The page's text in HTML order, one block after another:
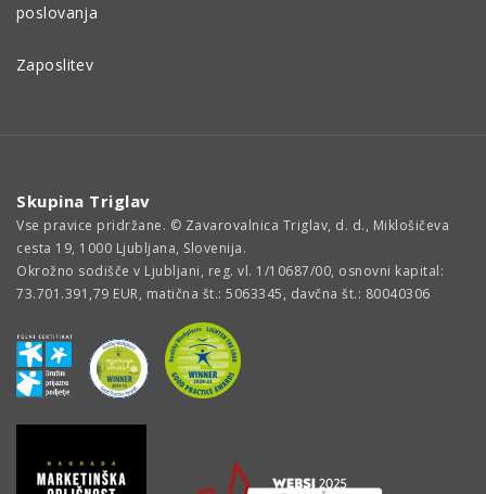
poslovanja
Zaposlitev
Skupina Triglav
Vse pravice pridržane. © Zavarovalnica Triglav, d. d., Miklošičeva
cesta 19, 1000 Ljubljana, Slovenija.
Okrožno sodišče v Ljubljani, reg. vl. 1/10687/00, osnovni kapital:
73.701.391,79 EUR, matična št.: 5063345, davčna št.: 80040306